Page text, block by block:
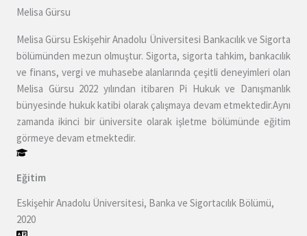
Melisa Gürsu
Melisa Gürsu Eskişehir Anadolu Üniversitesi Bankacılık ve Sigorta
bölümünden mezun olmuştur. Sigorta, sigorta tahkim, bankacılık
ve finans, vergi ve muhasebe alanlarında çeşitli deneyimleri olan
Melisa Gürsu 2022 yılından itibaren Pi Hukuk ve Danışmanlık
bünyesinde hukuk katibi olarak çalışmaya devam etmektedir.Aynı
zamanda ikinci bir üniversite olarak işletme bölümünde eğitim
görmeye devam etmektedir.
Eğitim
Eskişehir Anadolu Üniversitesi, Banka ve Sigortacılık Bölümü,
2020